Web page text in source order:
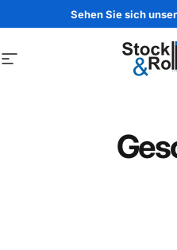
Direkt zum InhaltSehen Sie sich
Seitennavigation Stock &